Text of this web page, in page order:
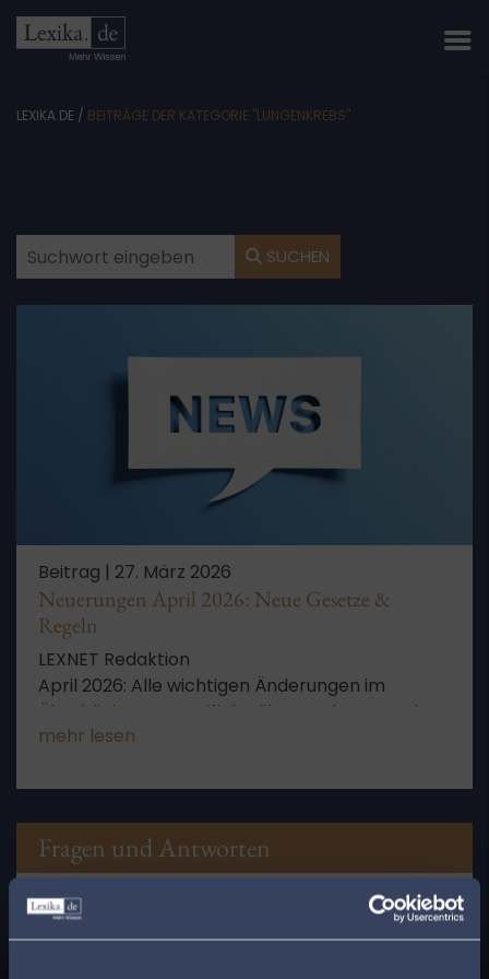
LEXIKA.DE / BEITRÄGE DER KATEGORIE "LUNGENKREBS"
SUCHEN
Beitrag | 27. März 2026
Neuerungen April 2026: Neue Gesetze &
Regeln
LEXNET Redaktion
April 2026: Alle wichtigen Änderungen im
Überblick – von Tariflohn über Lachgas-Verbot
bis zu Solarpreisen und Mondmission Artemis II.
mehr lesen
Fragen und Antworten
Wo bekommt man eine kostenfreie
Rechtsberatung?